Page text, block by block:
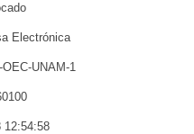
Electrónica
UNAM-1
12:54:58